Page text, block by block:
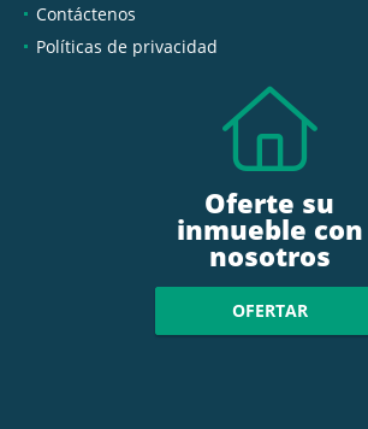
Contáctenos
Políticas de privacidad
Oferte su
inmueble con
nosotros
OFERTAR